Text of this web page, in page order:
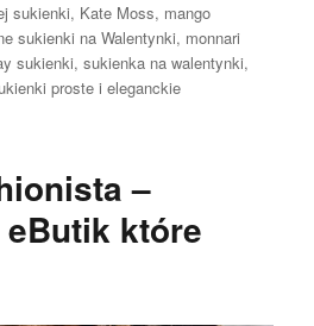
sukienki, Kate Moss, mango
sukienki na Walentynki, monnari
sukienki,sukienka na walentynki,
proste i eleganckie
–
które